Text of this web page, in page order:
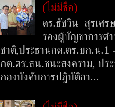
(ไม่มีชื่อ)
ดร.ธัชวิน สุรเศร
รองผู้บัญชาการต
ชาติ,ประธานกต.ตร.บก.น.1
กต.ตร.สน.ชนะสงคราม, ปร
กองบังคับการปฏิบัติกา...